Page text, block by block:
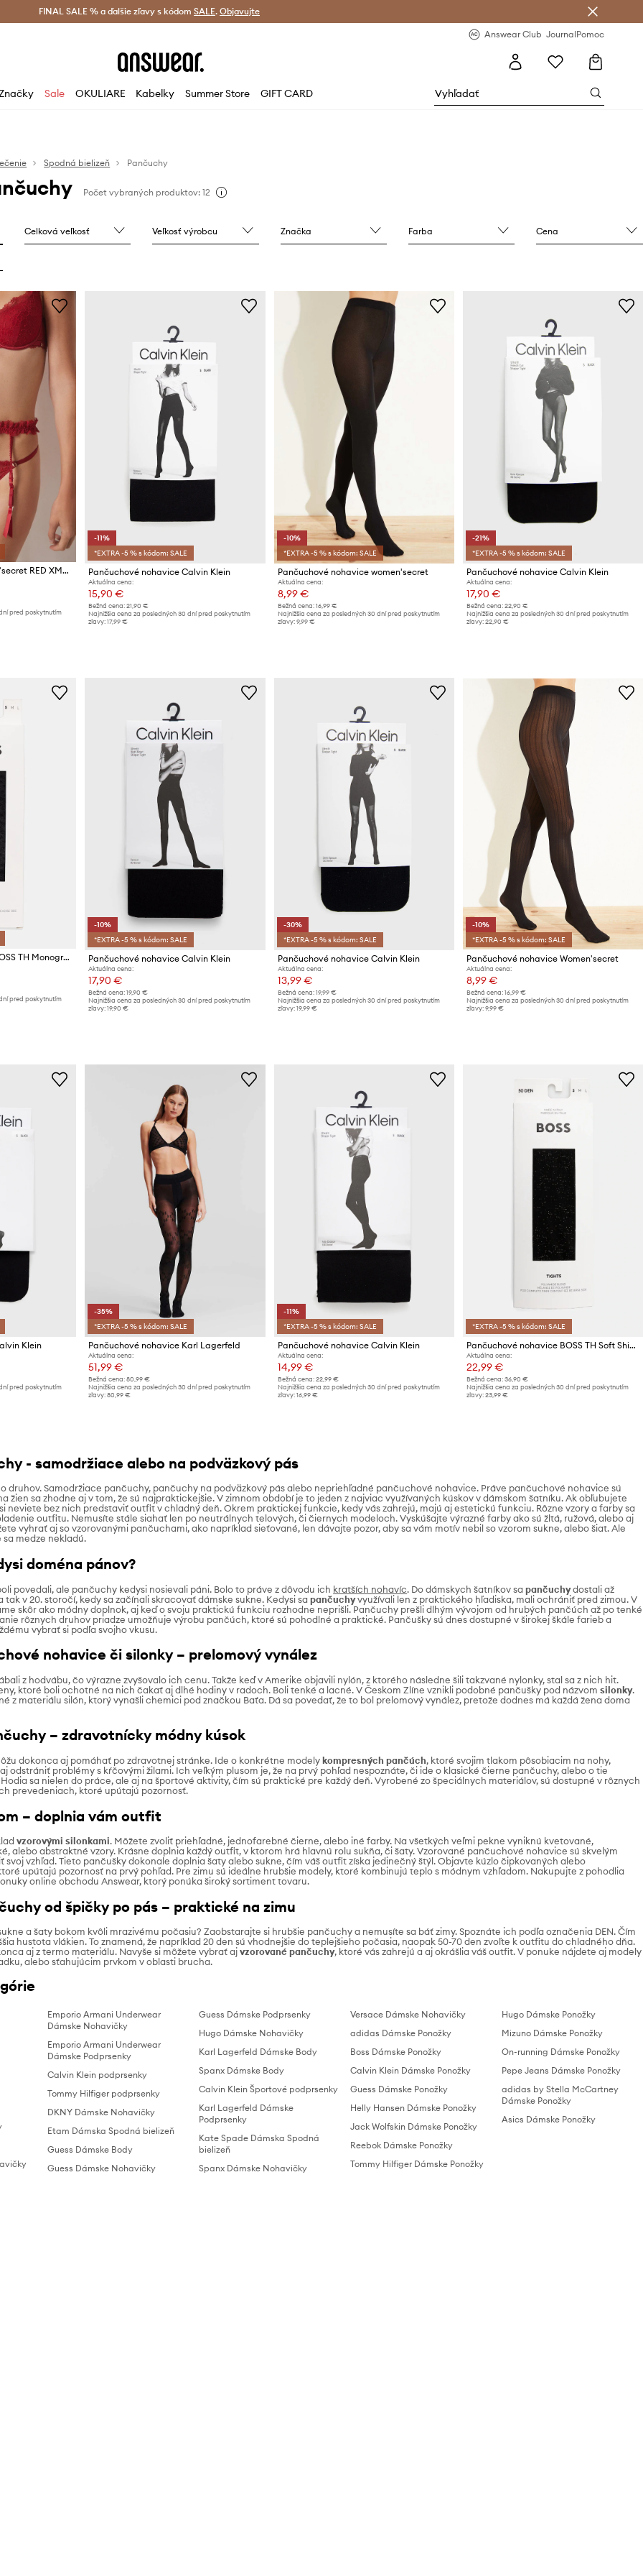
doprava od 60 € > Doručenie aj do 24 h >
FINAL SALE % a ďalšie zľavy s kódom SALE. Objavujte
Answear Club JournalPomoc
Sale OKULIARE Kabelky Summer Store GIFT CARD
Spodná bielizeň Pančuchy
Počet vybraných produktov: 12
Celková veľkosť Veľkosť výrobcu Značka Farba Cena
Podväzkový pás women'secret RED XMAS LA VECINA RUBIA
pred poskytnutím
-11%
*EXTRA -5 % s kódom: SALE
Pančuchové nohavice Calvin Klein
Aktuálna cena:
15,90 €
Bežná cena: 21,90 €
Najnižšia cena za posledných 30 dní pred poskytnutím
zľavy: 17,99 €
-10%
*EXTRA -5 % s kódom: SALE
Pančuchové nohavice women'secret
Aktuálna cena:
8,99 €
Bežná cena: 16,99 €
Najnižšia cena za posledných 30 dní pred poskytnutím
zľavy: 9,99 €
-21%
*EXTRA -5 % s kódom: SALE
Pančuchové nohavice Calvin Klein
Aktuálna cena:
17,90 €
Bežná cena: 22,90 €
Najnižšia cena za posledných 30 dní pred poskytnutím
zľavy: 22,90 €
Pančuchové nohavice BOSS TH Monogram PA W
pred poskytnutím
-10%
*EXTRA -5 % s kódom: SALE
Pančuchové nohavice Calvin Klein
Aktuálna cena:
17,90 €
Bežná cena: 19,90 €
Najnižšia cena za posledných 30 dní pred poskytnutím
zľavy: 19,90 €
-30%
*EXTRA -5 % s kódom: SALE
Pančuchové nohavice Calvin Klein
Aktuálna cena:
13,99 €
Bežná cena: 19,99 €
Najnižšia cena za posledných 30 dní pred poskytnutím
zľavy: 19,99 €
-10%
*EXTRA -5 % s kódom: SALE
Pančuchové nohavice Women'secret
Aktuálna cena:
8,99 €
Bežná cena: 16,99 €
Najnižšia cena za posledných 30 dní pred poskytnutím
zľavy: 9,99 €
Klein
pred poskytnutím
-35%
*EXTRA -5 % s kódom: SALE
Pančuchové nohavice Karl Lagerfeld
Aktuálna cena:
51,99 €
Bežná cena: 80,99 €
Najnižšia cena za posledných 30 dní pred poskytnutím
zľavy: 80,99 €
-11%
*EXTRA -5 % s kódom: SALE
Pančuchové nohavice Calvin Klein
Aktuálna cena:
14,99 €
Bežná cena: 22,99 €
Najnižšia cena za posledných 30 dní pred poskytnutím
zľavy: 16,99 €
*EXTRA -5 % s kódom: SALE
Pančuchové nohavice BOSS TH Soft Shine PA W
Aktuálna cena:
22,99 €
Bežná cena: 36,90 €
Najnižšia cena za posledných 30 dní pred poskytnutím
zľavy: 23,99 €
- samodržiace alebo na podväzkový pás
druhov. Samodržiace pančuchy, pančuchy na podväzkový pás alebo nepriehľadné pančuchové nohavice. Práve pančuchové nohavice sú
žien sa zhodne aj v tom, že sú najpraktickejšie. V zimnom období je to jeden z najviac využívaných kúskov v dámskom šatníku. Ak obľubujete
neviete bez nich predstaviť outfit v chladný deň. Okrem praktickej funkcie, kedy vás zahrejú, majú aj estetickú funkciu. Rôzne vzory a farby sa
outfitu. Nemusíte stále siahať len po neutrálnych telových, či čiernych modeloch. Vyskúšajte výrazné farby ako sú žltá, ružová, alebo aj
vyhrať aj so vzorovanými pančuchami, ako napríklad sieťované, len dávajte pozor, aby sa vám motív nebil so vzorom sukne, alebo šiat. Ale
medze nekladú.
doména pánov?
povedali, ale pančuchy kedysi nosievali páni. Bolo to práve z dôvodu ich kratších nohavíc. Do dámskych šatníkov sapančuchydostali až
tak v 20. storočí, kedy sa začínali skracovať dámske sukne. Kedysi sapančuchyvyužívali len z praktického hľadiska, mali ochrániť pred zimou. V
skôr ako módny doplnok, aj keď o svoju praktickú funkciu rozhodne neprišli. Pančuchy prešli dlhým vývojom od hrubých pančúch až po tenké
rôznych druhov priadze umožňuje výrobu pančúch, ktoré sú pohodlné a praktické. Pančušky sú dnes dostupné v širokej škále farieb a
vybrať si podľa svojho vkusu.
nohavice či silonky – prelomový vynález
z hodvábu, čo výrazne zvyšovalo ich cenu. Takže keď v Amerike objavili nylón, z ktorého následne šili takzvané nylonky, stal sa z nich hit.
ktoré boli ochotné na nich čakať aj dlhé hodiny v radoch. Boli tenké a lacné. V Českom Zlíne vznikli podobné pančušky pod názvomsilonky.
z materiálu silón, ktorý vynašli chemici pod značkou Baťa. Dá sa povedať, že to bol prelomový vynález, pretože dodnes má každá žena doma
– zdravotnícky módny kúsok
dokonca aj pomáhať po zdravotnej stránke. Ide o konkrétne modelykompresných pančúch, ktoré svojim tlakom pôsobiacim na nohy,
odstrániť problémy s kŕčovými žilami. Ich veľkým plusom je, že na prvý pohľad nespoznáte, či ide o klasické čierne pančuchy, alebo o tie
sa nielen do práce, ale aj na športové aktivity, čím sú praktické pre každý deň. Vyrobené zo špeciálnych materiálov, sú dostupné v rôznych
prevedeniach, ktoré upútajú pozornosť.
– doplnia vám outfit
vzorovými silonkami. Môžete zvoliť priehľadné, jednofarebné čierne, alebo iné farby. Na všetkých veľmi pekne vyniknú kvetované,
alebo abstraktné vzory. Krásne doplnia každý outfit, v ktorom hrá hlavnú rolu sukňa, či šaty. Vzorované pančuchové nohavice sú skvelým
svoj vzhľad. Tieto pančušky dokonale doplnia šaty alebo sukne, čím váš outfit získa jedinečný štýl. Objavte kúzlo čipkovaných alebo
upútajú pozornosť na prvý pohľad. Pre zimu sú ideálne hrubšie modely, ktoré kombinujú teplo s módnym vzhľadom. Nakupujte z pohodlia
online obchodu Answear, ktorý ponúka široký sortiment tovaru.
od špičky po pás – praktické na zimu
a šaty bokom kvôli mrazivému počasiu? Zaobstarajte si hrubšie pančuchy a nemusíte sa báť zimy. Spoznáte ich podľa označenia DEN. Čím
hustota vlákien. To znamená, že napríklad 20 den sú vhodnejšie do teplejšieho počasia, naopak 50-70 den zvoľte k outfitu do chladného dňa.
aj z termo materiálu. Navyše si môžete vybrať ajvzorované pančuchy, ktoré vás zahrejú a aj okrášlia váš outfit. V ponuke nájdete aj modely
alebo sťahujúcim prvkom v oblasti brucha.
Emporio Armani Underwear
Dámske Nohavičky
Emporio Armani Underwear
Dámske Podprsenky
Calvin Klein podprsenky
Tommy Hilfiger podprsenky
DKNY Dámske Nohavičky
Etam Dámska Spodná bielizeň
Guess Dámske Body
Guess Dámske Nohavičky
Guess Dámske Podprsenky
Hugo Dámske Nohavičky
Karl Lagerfeld Dámske Body
Spanx Dámske Body
Calvin Klein Športové podprsenky
Karl Lagerfeld Dámske
Podprsenky
Kate Spade Dámska Spodná
bielizeň
Spanx Dámske Nohavičky
Versace Dámske Nohavičky
adidas Dámske Ponožky
Boss Dámske Ponožky
Calvin Klein Dámske Ponožky
Guess Dámske Ponožky
Helly Hansen Dámske Ponožky
Jack Wolfskin Dámske Ponožky
Reebok Dámske Ponožky
Tommy Hilfiger Dámske Ponožky
Hugo Dámske Ponožky
Mizuno Dámske Ponožky
On-running Dámske Ponožky
Pepe Jeans Dámske Ponožky
adidas by Stella McCartney
Dámske Ponožky
Asics Dámske Ponožky